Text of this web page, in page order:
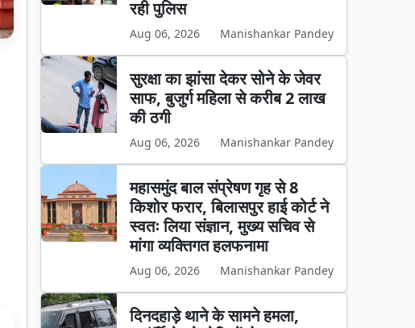
रही पुलिस
Aug 06, 2026 Manishankar Pandey
सुरक्षा का झांसा देकर सोने के जेवर
साफ, बुजुर्ग महिला से करीब 2 लाख
की ठगी
Aug 06, 2026 Manishankar Pandey
महासमुंद बाल संप्रेषण गृह से 8
किशोर फरार, बिलासपुर हाई कोर्ट ने
स्वतः लिया संज्ञान, मुख्य सचिव से
मांगा व्यक्तिगत हलफनामा
Aug 06, 2026 Manishankar Pandey
दिनदहाड़े थाने के सामने हमला,